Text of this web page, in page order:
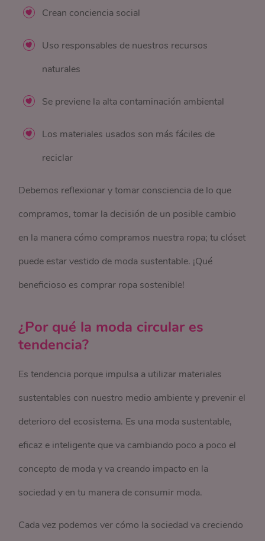
Crean conciencia social
Uso responsables de nuestros recursos
naturales
Se previene la alta contaminación ambiental
Los materiales usados son más fáciles de
reciclar
Debemos reflexionar y tomar consciencia de lo que
compramos, tomar la decisión de un posible cambio
en la manera cómo compramos nuestra ropa; tu clóset
puede estar vestido de moda sustentable. ¡Qué
beneficioso es comprar ropa sostenible!
¿Por qué la moda circular es
tendencia?
Es tendencia porque impulsa a utilizar materiales
sustentables con nuestro medio ambiente y prevenir el
deterioro del ecosistema. Es una moda sustentable,
eficaz e inteligente que va cambiando poco a poco el
concepto de moda y va creando impacto en la
sociedad y en tu manera de consumir moda.
Cada vez podemos ver cómo la sociedad va creciendo